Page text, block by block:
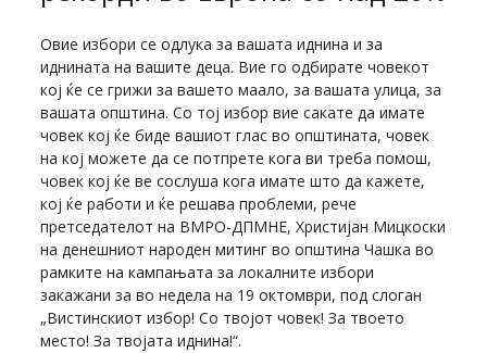
Овие избори се одлука за вашата иднина и за
иднината на вашите деца. Вие го одбирате човекот
кој ќе се грижи за вашето маало, за вашата улица, за
вашата општина. Со тој избор вие сакате да имате
човек кој ќе биде вашиот глас во општината, човек
на кој можете да се потпрете кога ви треба помош,
човек кој ќе ве сослуша кога имате што да кажете,
кој ќе работи и ќе решава проблеми, рече
претседателот на ВМРО-ДПМНЕ, Христијан Мицкоски
на денешниот народен митинг во општина Чашка во
рамките на кампањата за локалните избори
закажани за во недела на 19 октомври, под слоган
„Вистинскиот избор! Со твојот човек! За твоето
место! За твојата иднина!“.